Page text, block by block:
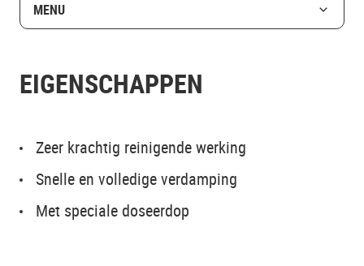
MENU
EIGENSCHAPPEN
Zeer krachtig reinigende werking
Snelle en volledige verdamping
Met speciale doseerdop